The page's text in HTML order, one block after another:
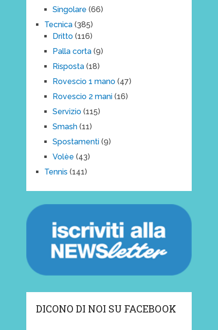
Singolare (66)
Tecnica(385)
Dritto(116)
Palla corta(9)
Risposta(18)
Rovescio 1 mano(47)
Rovescio 2 mani(16)
Servizio(115)
Smash(11)
Spostamenti(9)
Volèe (43)
Tennis (141)
DICONO DI NOI SU FACEBOOK